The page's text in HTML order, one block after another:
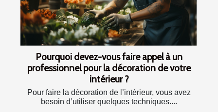
Pourquoi devez-vous faire appel à un
professionnel pour la décoration de votre
intérieur ?
Pour faire la décoration de l’intérieur, vous avez
besoin d’utiliser quelques techniques....